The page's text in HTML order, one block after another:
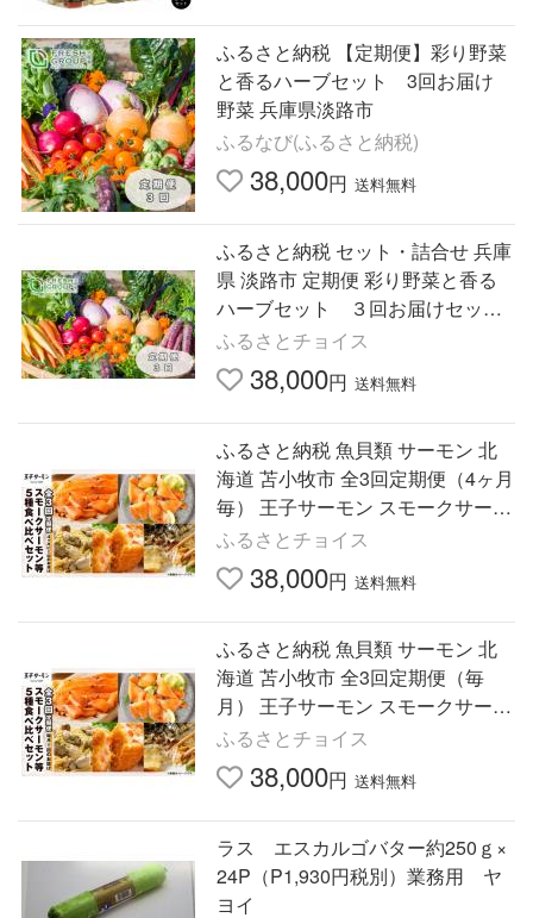
ふるさと納税 【定期便】彩り野菜
と香るハーブセット 3回お届け
野菜 兵庫県淡路市
ふるなび(ふるさと納税)
38,000円 送料無料
ふるさと納税 セット・詰合せ 兵庫
県 淡路市 定期便 彩り野菜と香る
ハーブセット ３回お届けセット
3回お届けセット（3ヶ月定期便）
ふるさとチョイス
38,000円 送料無料
ふるさと納税 魚貝類 サーモン 北
海道 苫小牧市 全3回定期便（4ヶ月
毎） 王子サーモン スモークサーモ
ン等5種 食べ比べセット T041-T0
8-02
ふるさとチョイス
38,000円 送料無料
ふるさと納税 魚貝類 サーモン 北
海道 苫小牧市 全3回定期便（毎
月） 王子サーモン スモークサーモ
ン等5種 食べ比べセット T041-T0
8-01
ふるさとチョイス
38,000円 送料無料
ラス エスカルゴバター約250ｇ×
24P（P1,930円税別）業務用 ヤ
ヨイ